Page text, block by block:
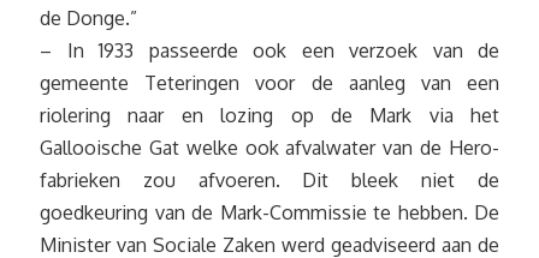
de Donge.”
– In 1933 passeerde ook een verzoek van de
gemeente Teteringen voor de aanleg van een
riolering naar en lozing op de Mark via het
Gallooische Gat welke ook afvalwater van de Hero-
fabrieken zou afvoeren. Dit bleek niet de
goedkeuring van de Mark-Commissie te hebben. De
Minister van Sociale Zaken werd geadviseerd aan de